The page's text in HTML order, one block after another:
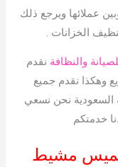
عملائها ويرجع ذلك
الخزانات .
والنظافة نقدم
وهكذا نقدم جميع
السعودية نحن نسعي
خدمتكم
مشيط